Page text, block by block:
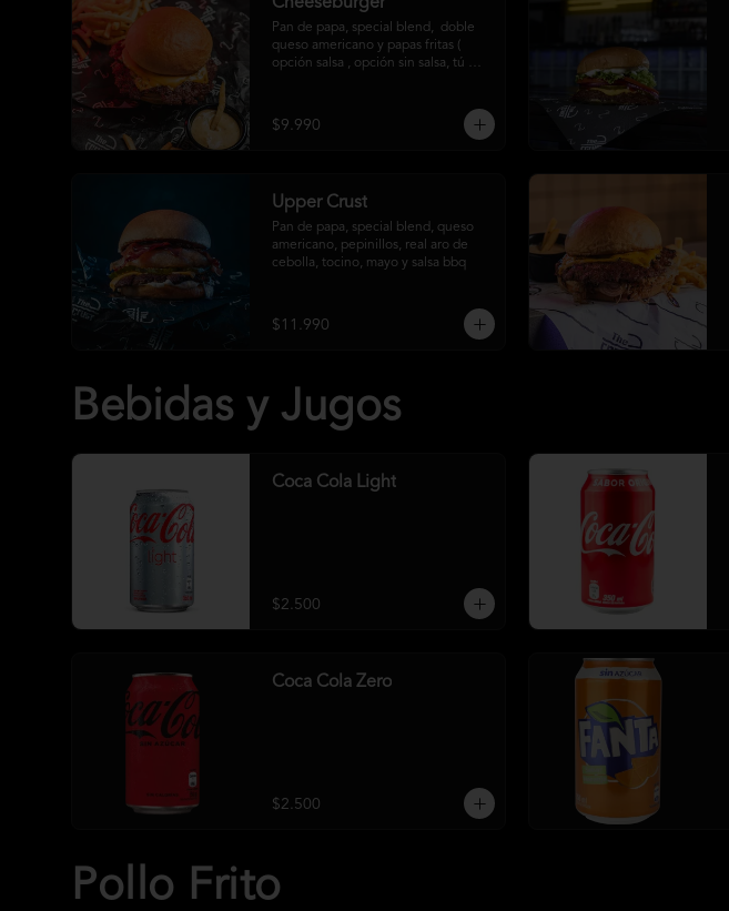
Pan de papa, special blend,  doble
queso americano y papas fritas (
opción salsa , opción sin salsa, tú
$9.990
Upper Crust
Pan de papa, special blend, queso
americano, pepinillos, real aro de
cebolla, tocino, mayo y salsa bbq
$11.990
Bebidas y Jugos
Coca Cola Light
$2.500
Coca Cola Zero
$2.500
Pollo Frito